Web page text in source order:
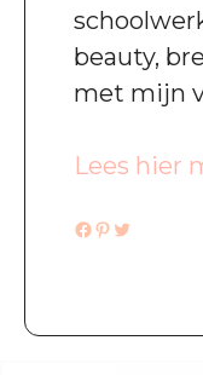
beauty,
met mijn
Lees hier
Facebook
Pinterest
Twitter